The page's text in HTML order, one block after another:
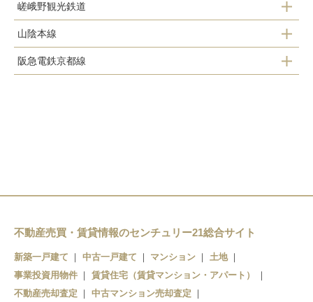
嵐電天神川駅
太秦広隆寺駅
鹿王院駅
嵐山駅
妙心寺駅
御室仁和寺駅
太秦天神川駅
嵯峨野観光鉄道
トロッコ嵯峨駅
トロッコ嵐山駅
山陰本線
花園駅
阪急電鉄京都線
不動産売買・賃貸情報のセンチュリー21総合サイト
新築一戸建て 中古一戸建て マンション
土地
事業投資用物件
賃貸住宅（賃貸マンション・アパート）
不動産売却査定
中古マンション売却査定